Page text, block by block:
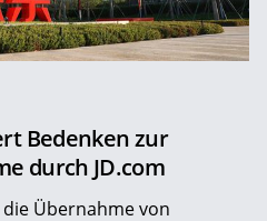
Bedenken zur
durch JD.com
Übernahme von